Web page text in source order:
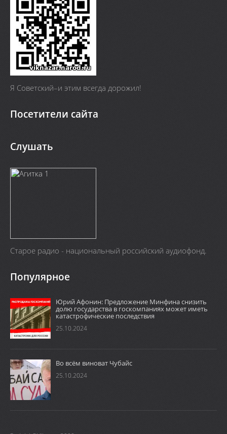
Я Cоветский–и этим всегда дорожил!
Посетители сайта
Слушать
Старое радио - национальный российский аудиофонд.
Популярное
Юрий Афонин: Предложение Минфина снизить
долю государства в госкомпаниях может иметь
катастрофические последствия
Во всём виноват Чубайс